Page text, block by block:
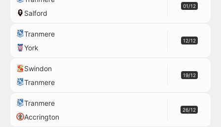
Salford
01/12
Tranmere
York
12/12
Swindon
Tranmere
19/12
Tranmere
Accrington
26/12